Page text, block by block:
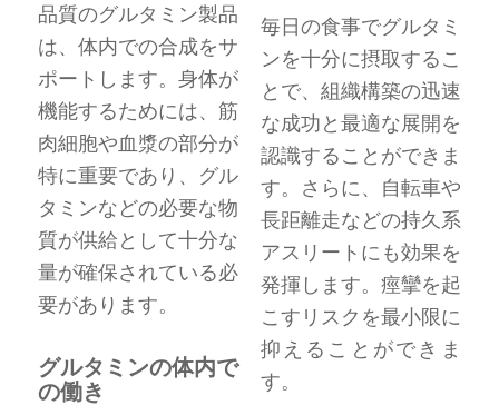
品質のグルタミン製品
は、体内での合成をサ
ポートします。身体が
機能するためには、筋
肉細胞や血漿の部分が
特に重要であり、グル
タミンなどの必要な物
質が供給として十分な
量が確保されている必
要があります。
グルタミンの体内で
の働き
毎日の食事でグルタミ
ンを十分に摂取するこ
とで、組織構築の迅速
な成功と最適な展開を
認識することができま
す。さらに、自転車や
長距離走などの持久系
アスリートにも効果を
発揮します。痙攣を起
こすリスクを最小限に
抑えることができま
す。